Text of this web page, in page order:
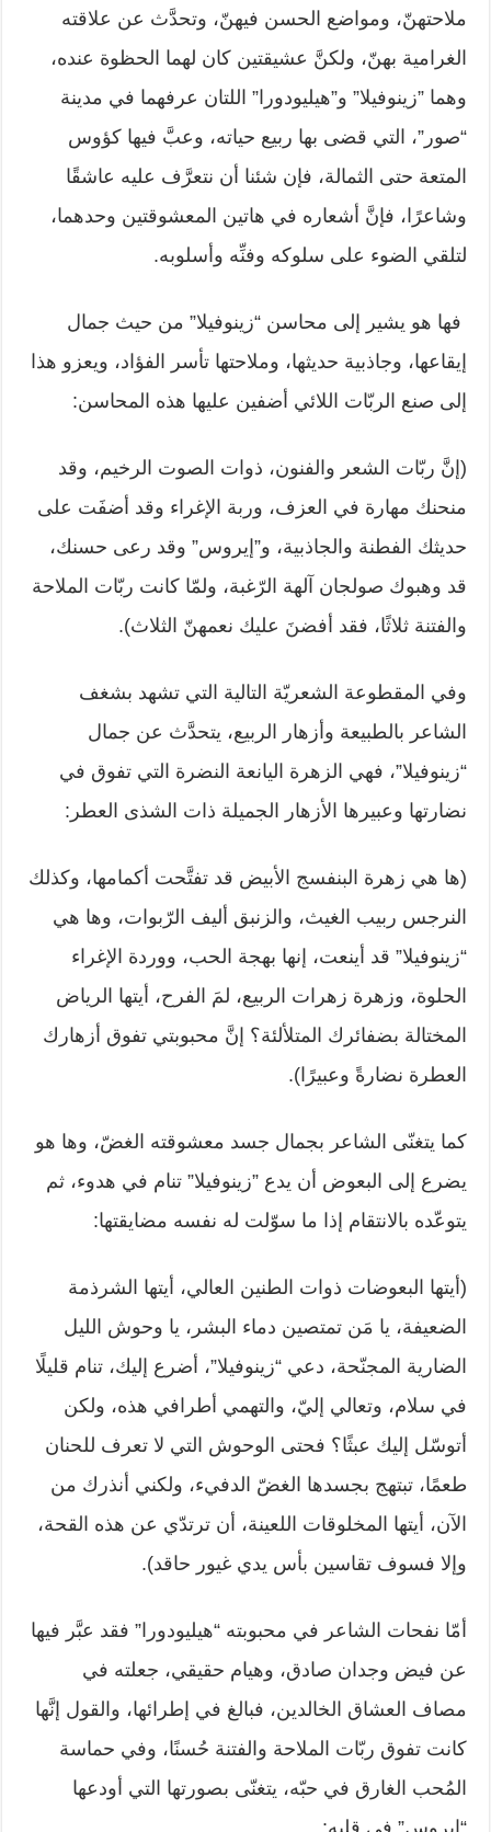
ملاحتهنّ، ومواضع الحسن ‏فيهنّ، وتحدَّث عن علاقته
الغرامية بهنّ، ولكنَّ عشيقتين كان لهما الحظوة عنده،
وهما ‏‏”زينوفيلا” و”هيليودورا” اللتان عرفهما في مدينة
“صور”، التي قضى بها ربيع ‏حياته، وعبَّ فيها كؤوس
المتعة حتى الثمالة، فإن شئنا أن نتعرَّف عليه عاشقًا
‏وشاعرًا، فإنَّ أشعاره في هاتين المعشوقتين وحدهما،
لتلقي الضوء على سلوكه وفنِّه ‏وأسلوبه.‏
‏ فها هو يشير إلى محاسن “زينوفيلا” من حيث جمال
إيقاعها، وجاذبية حديثها، ‏وملاحتها تأسر الفؤاد، ويعزو هذا
إلى صنع الربّات اللائي أضفين عليها هذه ‏المحاسن:‏
‏(إنَّ ربّات الشعر والفنون، ذوات الصوت الرخيم، وقد
منحنك مهارة في العزف، ‏وربة الإغراء وقد أضفَت على
حديثك الفطنة والجاذبية، و”إيروس” وقد رعى حسنك،
‏قد وهبوك صولجان آلهة الرّغبة، ولمّا كانت ربّات الملاحة
والفتنة ثلاثًا، فقد أفضنَ ‏عليك نعمهنّ الثلاث).‏
وفي المقطوعة الشعريّة التالية التي تشهد بشغف
الشاعر بالطبيعة وأزهار الربيع، ‏يتحدَّث عن جمال
“زينوفيلا”، فهي الزهرة اليانعة النضرة التي تفوق في
نضارتها ‏وعبيرها الأزهار الجميلة ذات الشذى العطر:‏
‏(ها هي زهرة البنفسج الأبيض قد تفتَّحت أكمامها، وكذلك
النرجس ربيب الغيث، ‏والزنبق أليف الرّبوات، وها هي
“زينوفيلا” قد أينعت، إنها بهجة الحب، ووردة ‏الإغراء
الحلوة، وزهرة زهرات الربيع، لمَ الفرح، أيتها الرياض
المختالة بضفائرك ‏المتلألئة؟ إنَّ محبوبتي تفوق أزهارك
العطرة نضارةً وعبيرًا).‏
كما يتغنّى الشاعر بجمال جسد معشوقته الغضّ، وها هو
يضرع إلى البعوض أن يدع ‏‏”زينوفيلا” تنام في هدوء، ثم
يتوعّده بالانتقام إذا ما سوّلت له نفسه مضايقتها:‏
‏(أيتها البعوضات ذوات الطنين العالي، أيتها الشرذمة
الضعيفة، يا مَن تمتصين دماء ‏البشر، يا وحوش الليل
الضارية المجنّحة، دعي “زينوفيلا”، أضرع إليك، تنام قليلًا
‏في سلام، وتعالي إليّ، والتهمي أطرافي هذه، ولكن
أتوسّل إليك عبثًا؟ فحتى الوحوش ‏التي لا تعرف للحنان
طعمًا، تبتهج بجسدها الغضّ الدفيء، ولكني أنذرك من
الآن، ‏أيتها المخلوقات اللعينة، أن ترتدّي عن هذه القحة،
وإلا فسوف تقاسين بأس يدي غيور ‏حاقد).‏
أمّا نفحات الشاعر في محبوبته “هيليودورا” فقد عبَّر فيها
عن فيض وجدان صادق، ‏وهيام حقيقي، جعلته في
مصاف العشاق الخالدين، فبالغ في إطرائها، والقول إنَّها
‏كانت تفوق ربّات الملاحة والفتنة حُسنًا، وفي حماسة
المُحب الغارق في حبّه، يتغنّى ‏بصورتها التي أودعها